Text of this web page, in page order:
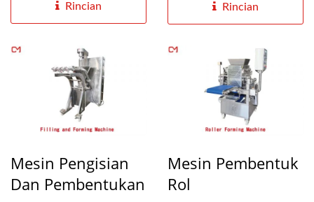
Rincian Rincian
Mesin Pengisian
Dan Pembentukan
Mesin Pembentuk
Rol